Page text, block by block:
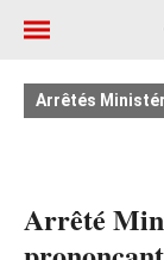
Arrêtés
Arrêté